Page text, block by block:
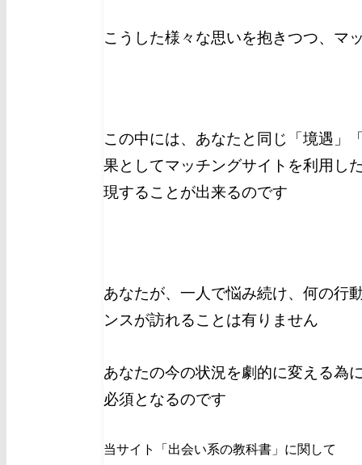
こうした様々な思いを抱きつつ、マ
この中には、あなたと同じ「境遇」
果としてマッチングサイトを利用し
現することが出来るのです
あなたが、一人で悩み続け、何の行
ンスが訪れることは有りません
あなたの今の状況を劇的に変える為
必須となるのです
当サイト「出会い系の教科書」に関して